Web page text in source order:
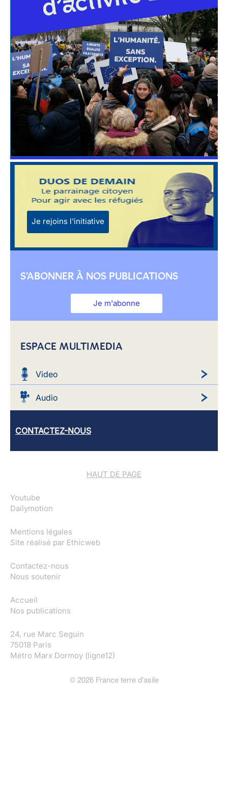
Je rejoins l'initiative
S'ABONNER À NOS PUBLICATIONS
Je m'abonne
ESPACE MULTIMEDIA
Video
Audio
CONTACTEZ-NOUS
HAUT DE PAGE
Youtube
Dailymotion
Mentions légales
Site réalisé par Ethicweb
Contactez-nous
Nous soutenir
Accueil
Nos publications
24, rue Marc Seguin
75018 Paris
Métro Marx Dormoy (ligne12)
© 2026France terre d'asile